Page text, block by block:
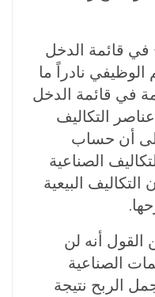
قائمة الدخل
نادراً ما
في قائمة الدخل
التكاليف
أن حساب
الصناعية
البيعية
أنه لن
الصناعية
الربح نتيجة